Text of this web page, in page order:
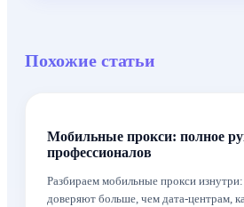
Похожие статьи
Мобильные прокси: полное
профессионалов
Разбираем мобильные прокси
доверяют больше, чем дата-центрам,